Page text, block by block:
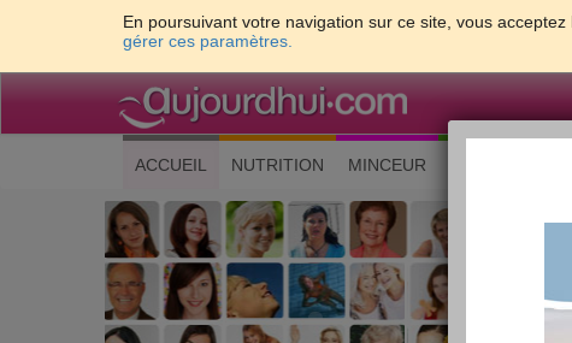
En poursuivant votre navigation sur ce site, vous
gérer ces paramètres.
ACCUEIL (current)
NUTRITION MINCEUR